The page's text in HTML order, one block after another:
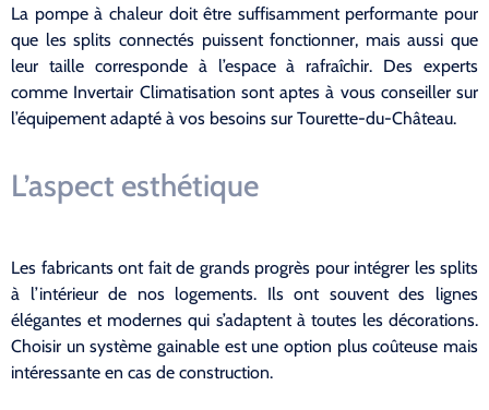
La pompe à chaleur doit être suffisamment performante pour
que les splits connectés puissent fonctionner, mais aussi que
leur taille corresponde à l’espace à rafraîchir. Des experts
comme Invertair Climatisation sont aptes à vous conseiller sur
l’équipement adapté à vos besoins sur Tourette-du-Château.
L’aspect esthétique
Les fabricants ont fait de grands progrès pour intégrer les splits
à l’intérieur de nos logements. Ils ont souvent des lignes
élégantes et modernes qui s’adaptent à toutes les décorations.
Choisir un système gainable est une option plus coûteuse mais
intéressante en cas de construction.